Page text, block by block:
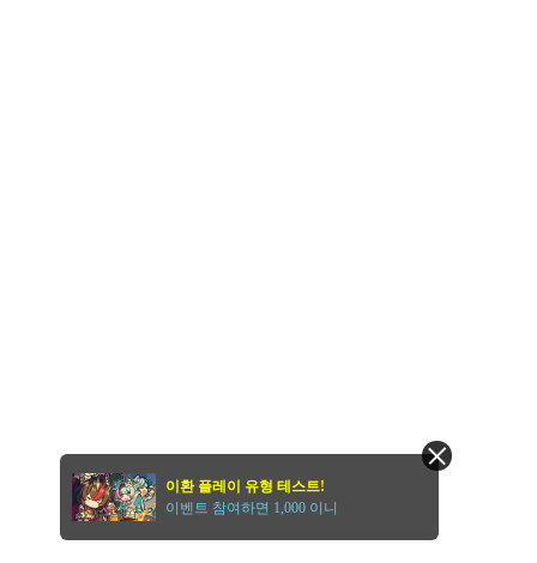
이환 플레이 유형 테스트!
이벤트 참여하면 1,000 이니